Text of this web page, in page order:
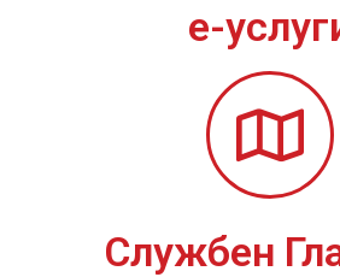
е-
Службен